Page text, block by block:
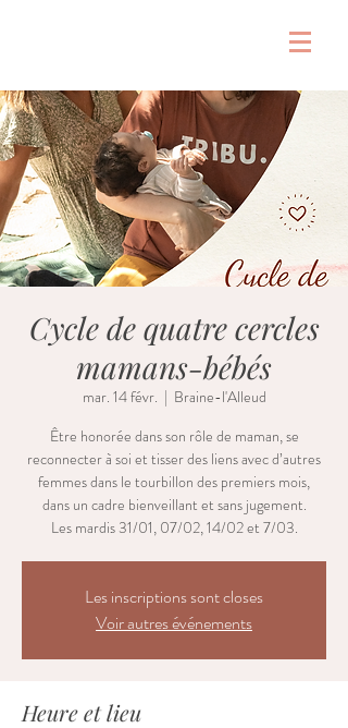
Cycle de quatre cercles
mamans-bébés
mar. 14 févr.
  |
Braine-l'Alleud
Être honorée dans son rôle de maman, se
reconnecter à soi et tisser des liens avec d’autres
femmes dans le tourbillon des premiers mois,
dans un cadre bienveillant et sans jugement.
Les mardis 31/01, 07/02, 14/02 et 7/03.
Les inscriptions sont closes
Voir autres événements
Heure et lieu